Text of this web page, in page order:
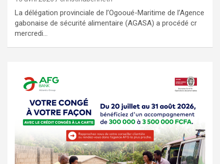
La délégation provinciale de l’Ogooué-Maritime de l’Agence
gabonaise de sécurité alimentaire (AGASA) a procédé cr
mercredi…